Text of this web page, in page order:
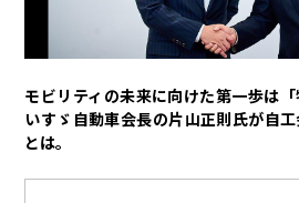
スポーツ
モビリティの未来に向けた第一歩は「
いすゞ自動車会長の片山正則氏が自
とは。